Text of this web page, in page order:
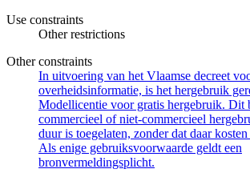
Use constraints
Other restrictions
Other constraints
In uitvoering van het Vlaamse decreet
overheidsinformatie, is het hergebruik
Modellicentie voor gratis hergebruik. Dit
commercieel of niet-commercieel
duur is toegelaten, zonder dat daar
Als enige gebruiksvoorwaarde geldt een
bronvermeldingsplicht.